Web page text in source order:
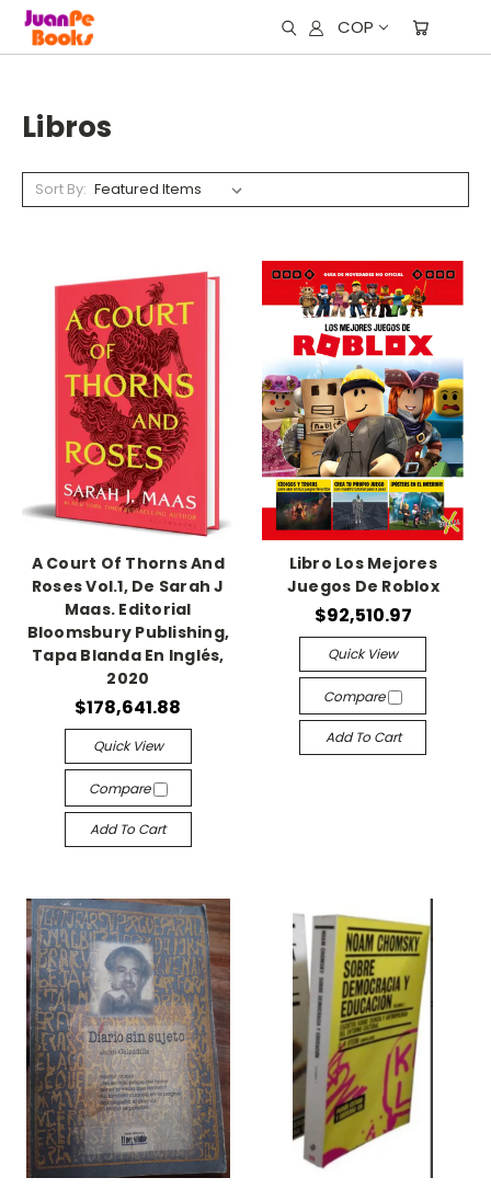
COP
Libros
Sort By:
A Court Of Thorns And
Roses Vol.1, De Sarah J
Maas. Editorial
Bloomsbury Publishing,
Tapa Blanda En Inglés,
2020
$178,641.88
Quick View
Compare
Add To Cart
Libro Los Mejores
Juegos De Roblox
$92,510.97
Quick View
Compare
Add To Cart